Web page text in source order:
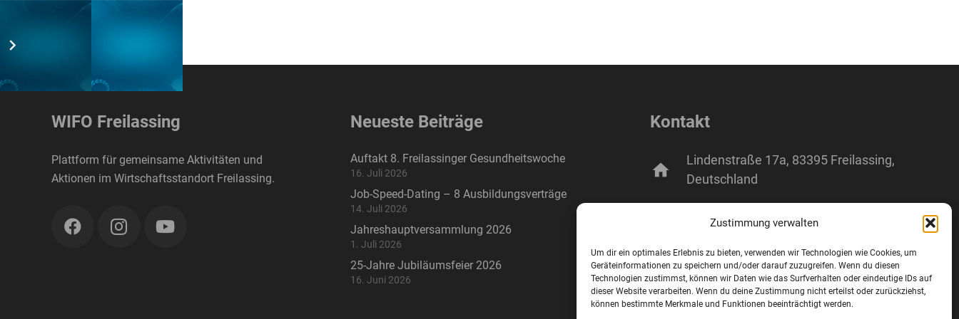
Zustimmung verwalten
Um dir ein optimales Erlebnis zu bieten, verwenden wir Technologien wie Cookies, um
Geräteinformationen zu speichern und/oder darauf zuzugreifen. Wenn du diesen
Technologien zustimmst, können wir Daten wie das Surfverhalten oder eindeutige IDs auf
dieser Website verarbeiten. Wenn du deine Zustimmung nicht erteilst oder zurückziehst,
können bestimmte Merkmale und Funktionen beeinträchtigt werden.
WIFO Freilassing
Plattform für gemeinsame Aktivitäten und
Aktionen im Wirtschaftsstandort Freilassing.
Neueste Beiträge
Auftakt 8. Freilassinger Gesundheitswoche
16. Juli 2026
Job-Speed-Dating – 8 Ausbildungsverträge
14. Juli 2026
Jahreshauptversammlung 2026
1. Juli 2026
25-Jahre Jubiläumsfeier 2026
16. Juni 2026
Kontakt
home
Lindenstraße 17a, 83395 Freilassing,
Deutschland
info@wifo-freilassing.de
phone +49 8654 77288-0
fax +49 8654 77288-2